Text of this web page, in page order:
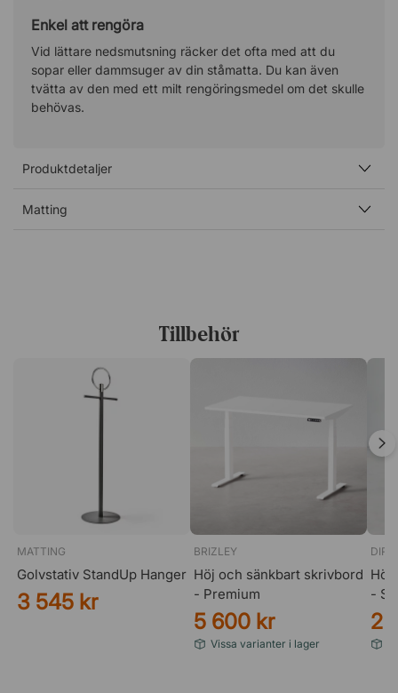
Enkel att rengöra
Vid lättare nedsmutsning räcker det ofta med att du
sopar eller dammsuger av din ståmatta. Du kan även
tvätta av den med ett milt rengöringsmedel om det skulle
behövas.
Produktdetaljer
Matting
Tillbehör
MATTING
Golvstativ StandUp Hanger
3 545 kr
BRIZLEY
Höj och sänkbart skrivbord
- Premium
5 600 kr
Vissa varianter i lager
Höj
-
2